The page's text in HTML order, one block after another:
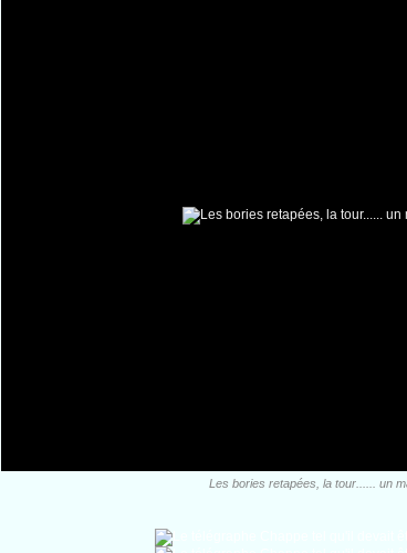
Les bories retapées, la tour...... un